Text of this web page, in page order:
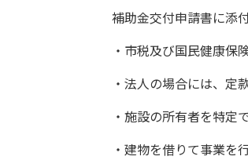
補助金交付申請書に添
・市税及び国民健康保
・法人の場合には、定
・施設の所有者を特定
・建物を借りて事業を